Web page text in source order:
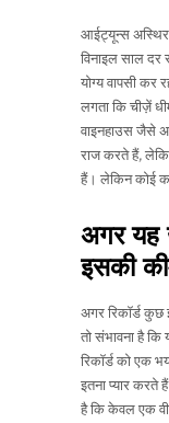
आईट्यून्स
विनाइल साल दर
योग्य वापसी
लगता कि चीज़ें
वाइनहाउस जैसे
राज करते हैं,
हैं। लेकिन कोई
अगर यह
इसकी
अगर रिकॉर्ड कुछ
तो संभावना है
रिकॉर्ड को एक
इतना प्यार करते
है कि केवल एक